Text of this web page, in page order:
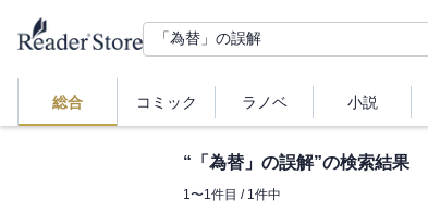
総合 コミック ラノベ 小説
“ 「為替」の誤解”の検索結果
1〜1件目 / 1件中